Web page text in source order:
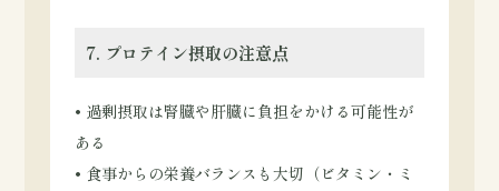
7. プロテイン摂取の注意点
• 過剰摂取は腎臓や肝臓に負担をかける可能性が
ある
• 食事からの栄養バランスも大切（ビタミン・ミ